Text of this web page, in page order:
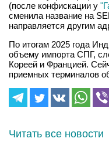
(после конфискации у
сменила название на
направляется другим
По итогам 2025 года
объему импорта СПГ,
Кореей и Францией.
приемных терминалов
Читать все новости